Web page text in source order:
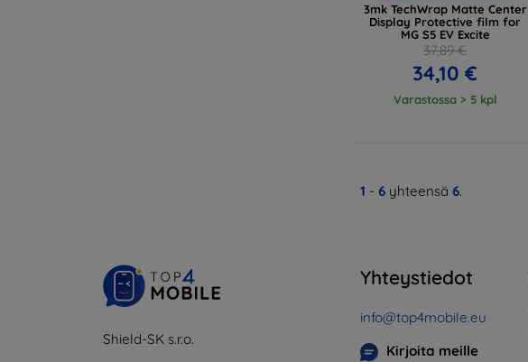
3mk TechWrap Matte Center
Display Protective film for
MG S5 EV Excite
37,89 €
34,10 €
Varastossa > 5 kpl
1 - 6 yhteensä 6.
Shield-SK s.r.o.
Yhteystiedot
info@top4mobile.eu
Kirjoita meille